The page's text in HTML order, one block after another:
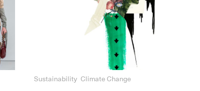
Sustainability Climate Change